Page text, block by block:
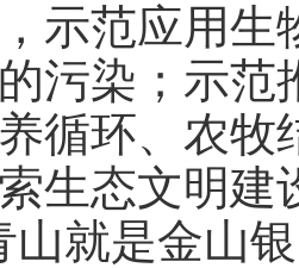
示范应用
污染；示范
循环、农牧
生态文明
山就是金山